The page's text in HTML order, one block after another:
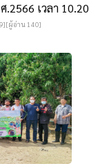
เวลา 10.20
ผู้อ่าน 140]